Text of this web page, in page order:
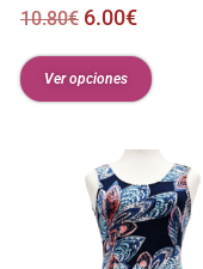
10.80€ 6.00€
Ver opciones